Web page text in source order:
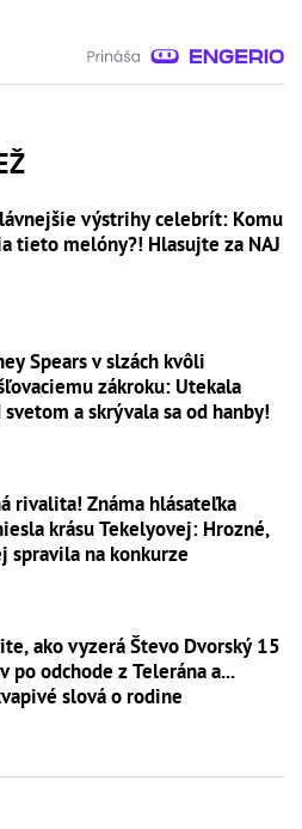
výstrihy celebrít: Komu
tieto melóny?! Hlasujte za NAJ
Spears v slzách kvôli
zákroku: Utekala
svetom a skrývala sa od hanby!
rivalita! Známa hlásateľka
krásu Tekelyovej: Hrozné,
spravila na konkurze
ako vyzerá Števo Dvorský 15
po odchode z Telerána a...
slová o rodine